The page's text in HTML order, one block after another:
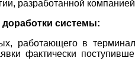
разработанной
системы:
работающего в
фактически